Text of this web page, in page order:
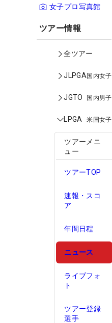
女子プロ写真館
ツアー情報
全ツアー
JLPGA国内女子
JGTO 国内男子
LPGA 米国女子
ツアーメニ
ュー
ツアーTOP
速報・スコ
ア
年間日程
ニュース
ライブフォ
ト
ツアー登録
選手